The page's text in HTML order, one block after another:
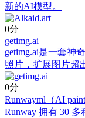
新的AI模型。
0分
getimg.ai
getimg.ai是一套神
照片，扩展图片超
0分
Runwayml（AI
Runway 拥有 30